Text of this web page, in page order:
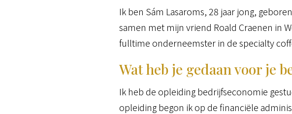
Ik ben Sám Lasaroms, 28 jaar jong,
samen met mijn vriend Roald Craenen in
fulltime onderneemster in de specialty
Wat heb je gedaan voor je
Ik heb de opleiding bedrijfseconomie
opleiding begon ik op de financiële